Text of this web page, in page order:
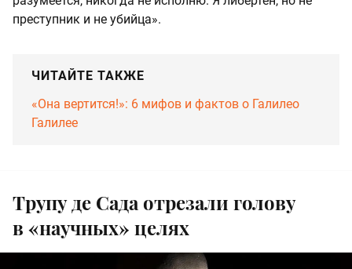
преступник и не убийца».
ЧИТАЙТЕ ТАКЖЕ
«Она вертится!»: 6 мифов и фактов о Галилео
Галилее
Трупу де Сада отрезали голову
в «научных» целях